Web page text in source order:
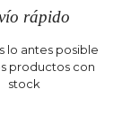
rápido
lo antes posible
productos con
stock